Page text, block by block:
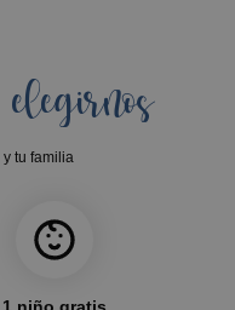
y tu familia